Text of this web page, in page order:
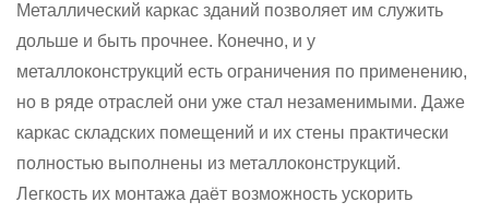
Металлический каркас зданий позволяет им служить
дольше и быть прочнее. Конечно, и у
металлоконструкций есть ограничения по применению,
но в ряде отраслей они уже стал незаменимыми. Даже
каркас складских помещений и их стены практически
полностью выполнены из металлоконструкций.
Легкость их монтажа даёт возможность ускорить